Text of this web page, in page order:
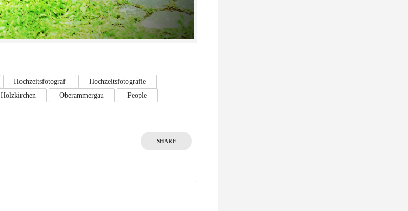
Hochzeitsfotograf
Hochzeitsfotografie
Holzkirchen Oberammergau
People
SHARE